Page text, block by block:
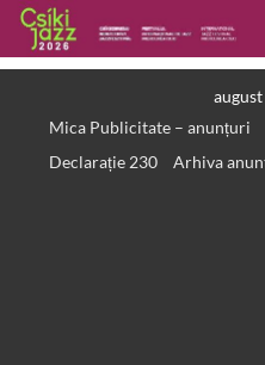
Mica Publicitate – anunțuri
Declarație 230
Arhiva